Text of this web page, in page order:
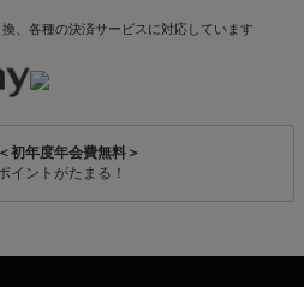
、各種の決済サービスに対応しています
初年度年会費無料＞
イントがたまる！